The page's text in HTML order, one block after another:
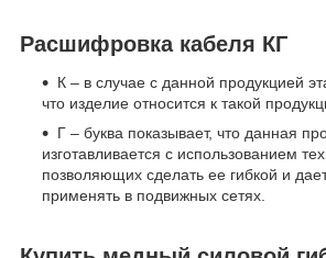
Расшифровка кабеля КГ
К – в случае с данной продукцией
что изделие относится к такой
Г – буква показывает, что данная
изготавливается с использованием
позволяющих сделать ее гибкой и
применять в подвижных сетях.